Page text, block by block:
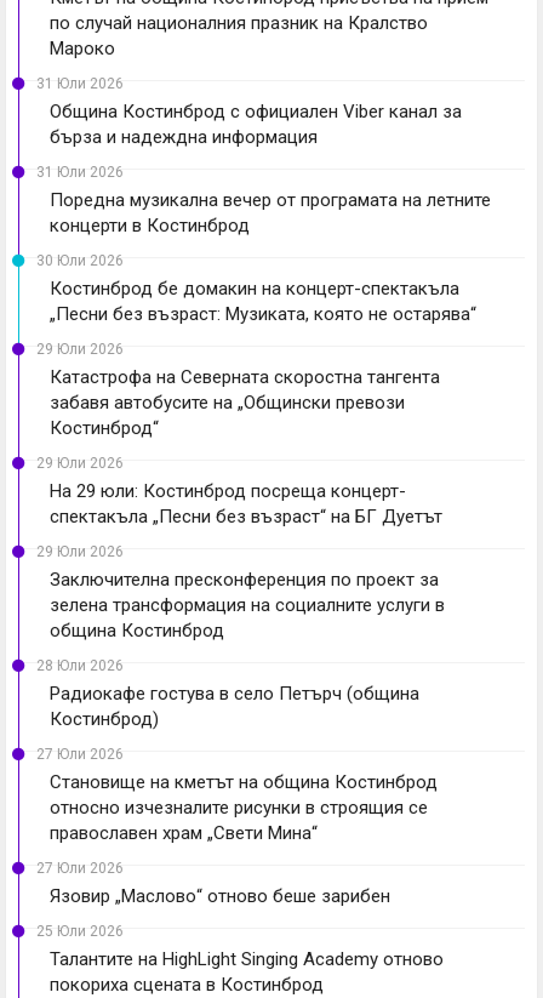
по случай националния празник на Кралство
Мароко
31 Юли 2026
Община Костинброд с официален Viber канал за
бърза и надеждна информация
31 Юли 2026
Поредна музикална вечер от програмата на летните
концерти в Костинброд
30 Юли 2026
Костинброд бе домакин на концерт-спектакъла
„Песни без възраст: Музиката, която не остарява“
29 Юли 2026
Катастрофа на Северната скоростна тангента
забавя автобусите на „Общински превози
Костинброд“
29 Юли 2026
На 29 юли: Костинброд посреща концерт-
спектакъла „Песни без възраст“ на БГ Дуетът
29 Юли 2026
Заключителна пресконференция по проект за
зелена трансформация на социалните услуги в
община Костинброд
28 Юли 2026
Радиокафе гостува в село Петърч (община
Костинброд)
27 Юли 2026
Становище на кметът на община Костинброд
относно изчезналите рисунки в строящия се
православен храм „Свети Мина“
27 Юли 2026
Язовир „Маслово“ отново беше зарибен
25 Юли 2026
Талантите на HighLight Singing Academy отново
покориха сцената в Костинброд